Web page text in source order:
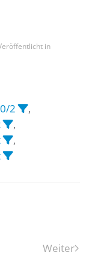
in
2
,
,
,
Weiter